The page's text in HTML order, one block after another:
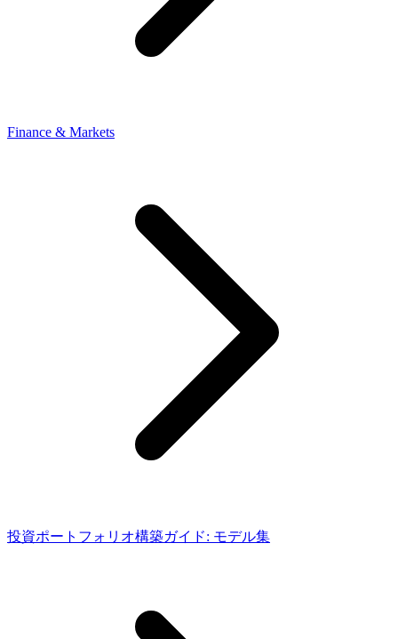
Finance & Markets
投資ポートフォリオ構築ガイド: モデル集